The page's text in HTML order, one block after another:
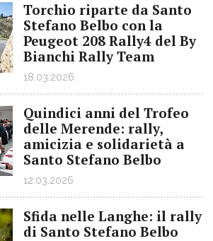
Torchio riparte da Santo
Stefano Belbo con la
Peugeot 208 Rally4 del By
Bianchi Rally Team
18.03.2026
Quindici anni del Trofeo
delle Merende: rally,
amicizia e solidarietà a
Santo Stefano Belbo
12.03.2026
Sfida nelle Langhe: il rally
di Santo Stefano Belbo